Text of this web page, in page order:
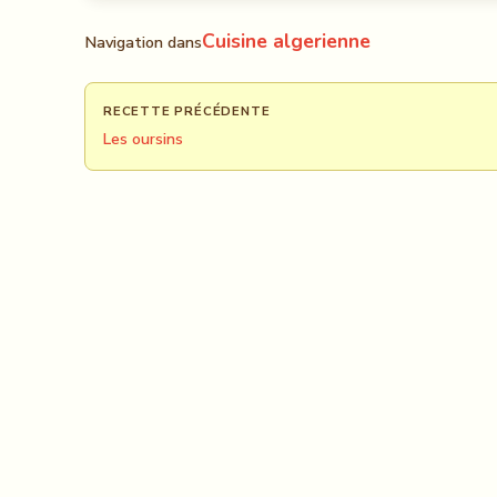
Navigation dansCuisine algerienne
RECETTE PRÉCÉDENTE
Les oursins